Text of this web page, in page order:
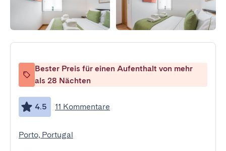
Bester Preis für einen Aufenthalt von mehr
als 28 Nächten
4.5 11 Kommentare
Porto, Portugal